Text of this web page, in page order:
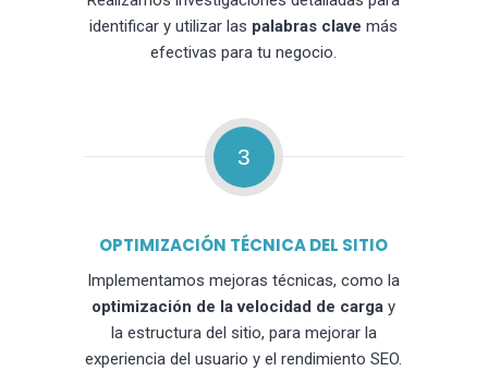
identificar y utilizar las palabras clave más
efectivas para tu negocio.
3
OPTIMIZACIÓN TÉCNICA DEL SITIO
Implementamos mejoras técnicas, como la
optimización de la velocidad de carga y
la estructura del sitio, para mejorar la
experiencia del usuario y el rendimiento SEO.